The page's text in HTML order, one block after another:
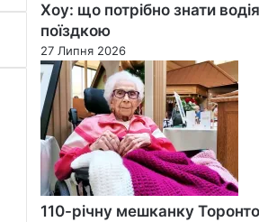
Хоу: що потрібно знати
поїздкою
27 Липня 2026
110-річну мешканку